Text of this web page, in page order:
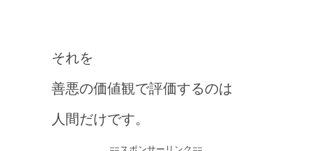
それを
善悪の価値観で評価するのは
人間だけです。